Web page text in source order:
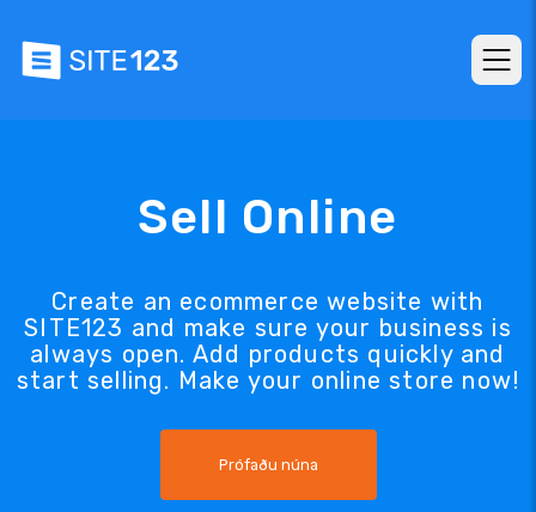
Sell Online
Create an ecommerce website with
SITE123 and make sure your business is
always open. Add products quickly and
start selling. Make your online store now!
Prófaðu núna